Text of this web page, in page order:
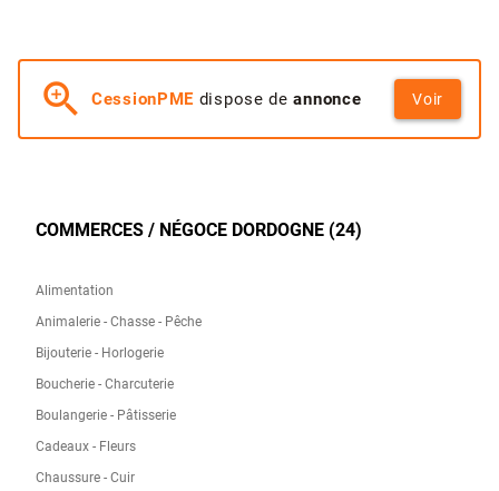
zoom_in CessionPME dispose deannonce Voir
COMMERCES / NÉGOCE DORDOGNE (24)
Alimentation
Animalerie - Chasse - Pêche
Bijouterie - Horlogerie
Boucherie - Charcuterie
Boulangerie - Pâtisserie
Cadeaux - Fleurs
Chaussure - Cuir